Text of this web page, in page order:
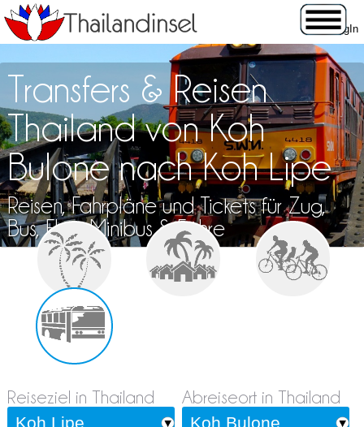
Transfers & Reisen
Thailand von Koh
Bulone nach Koh Lipe
Reisen, Fahrpläne und Tickets für Zug,
Bus, Flug, Minibus & Fähre
Reiseziel in Thailand Abreiseort in Thailand